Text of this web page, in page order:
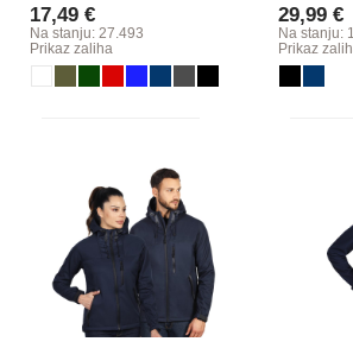
17,49 €
Na stanju: 27.493
Prikaz zaliha
29,99 €
Na stanju:
Prikaz